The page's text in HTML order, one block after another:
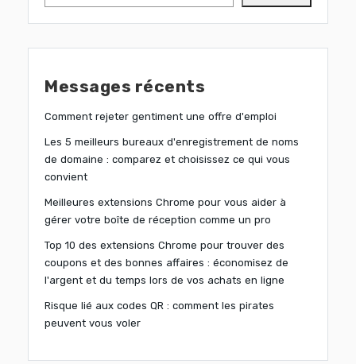
Messages récents
Comment rejeter gentiment une offre d'emploi
Les 5 meilleurs bureaux d'enregistrement de noms
de domaine : comparez et choisissez ce qui vous
convient
Meilleures extensions Chrome pour vous aider à
gérer votre boîte de réception comme un pro
Top 10 des extensions Chrome pour trouver des
coupons et des bonnes affaires : économisez de
l'argent et du temps lors de vos achats en ligne
Risque lié aux codes QR : comment les pirates
peuvent vous voler